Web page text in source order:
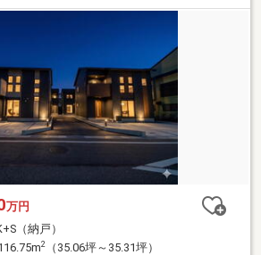
万円
（納戸）
2
（35.06坪～35.31坪）